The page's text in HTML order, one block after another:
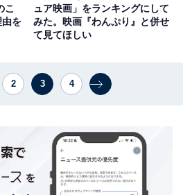
こ
由を
ュア映画」をランキングにして
みた。映画『わんぷり』と併せ
て見てほしい
2 3 4